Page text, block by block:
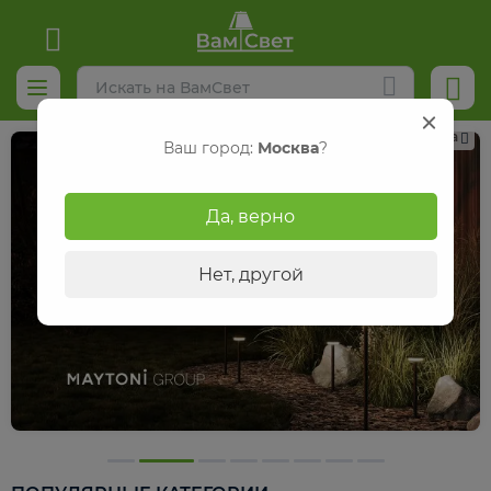
Реклама
Ваш город: Москва?
Да, верно
Нет, другой